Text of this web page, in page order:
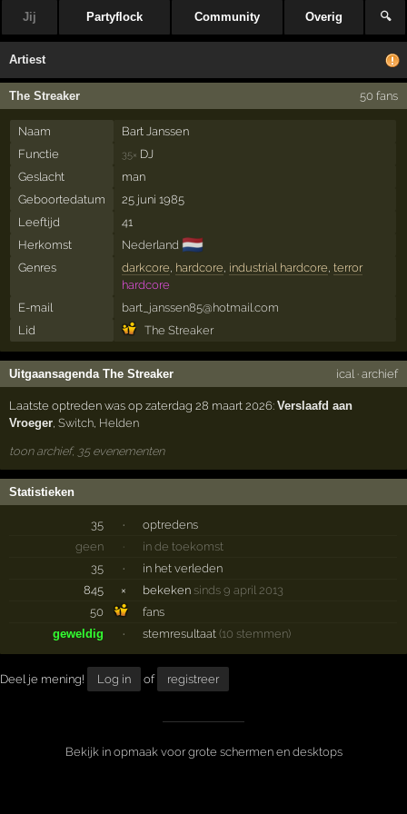
Jij Partyflock Community Overig 🔍
Artiest
The Streaker 50 fans
Naam
Bart Janssen
Functie
35× DJ
Geslacht
man
Geboortedatum
25 juni 1985
Leeftijd
41
Herkomst
Nederland 🇳🇱
Genres darkcore hardcore industrial hardcore terror
hardcore
E-mail
bart_janssen85@hotmail.com
Lid
The Streaker
Uitgaansagenda The Streaker ical· archief
Laatste optreden was op zaterdag 28 maart 2026:Verslaafd aan
Vroeger ,Switch Helden
toon archief, 35 evenementen
Statistieken
35 ·
optredens
geen
·
in de toekomst
35
·
in het verleden
845
× bekeken sinds 9 april 2013
50
fans
geweldig
· stemresultaat (10 stemmen)
Deel je mening! Log in of registreer
Bekijk in opmaak voor grote schermen en desktops